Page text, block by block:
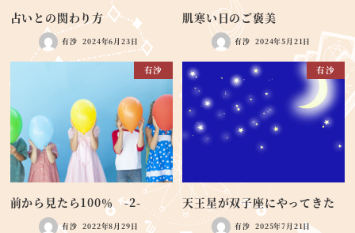
占いとの関わり方
有沙 2024年6月23日
肌寒い日のご褒美
有沙 2024年5月21日
有沙
前から見たら100％ -2-
有沙 2022年8月29日
有沙
天王星が双子座にやってきた
有沙 2025年7月21日